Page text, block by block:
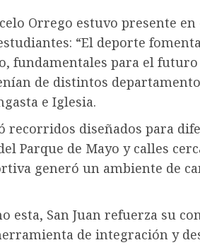
Orrego estuvo presente
“El deporte
fundamentales para el futuro
de distintos
e Iglesia.
recorridos diseñados para
Parque de Mayo y calles
generó un ambiente de
esta, San Juan refuerza su
de integración y